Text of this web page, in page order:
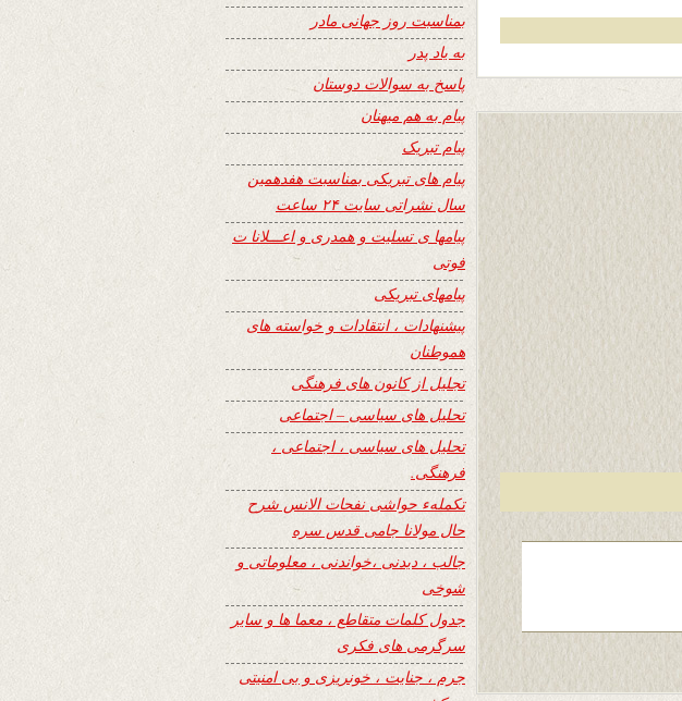
بمناسبت روز جهانی مادر
به یاد پدر
پاسخ به سوالات دوستان
پیام به هم میهنان
پیام تبریک
پیام های تبریکی بمناسبت هفدهمین
سال نشراتی سایت ۲۴ ساعت
پیامها ی تسلیت و همدری و اعـــلانا ت
فوتی
پیامهای تبریکی
پیشنهادات ، انتقادات و خواسته های
هموطنان
تجلیل از کانون های فرهنگی
تحلیل های سیاسی – اجتماعی
تحلیل های سیاسی ، اجتماعی ،
فرهنگی.
تکملهء حواشی نفحات الانس شرح
حال مولانا جامی قدس سره
جالب ، دیدنی ،خواندنی ، معلوماتی و
شوخی
جدول کلمات متقاطع ، معما ها و سایر
سرگرمی های فکری
جرم ، جنایت ، خونریزی و بی امنیتی